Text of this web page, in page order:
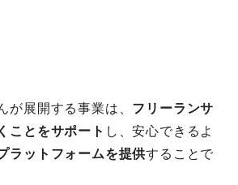
が展開する事業は、 フリーランサ
ことをサポート し、安心できるよ
ラットフォームを提供することで